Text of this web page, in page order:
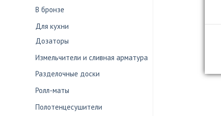
В бронзе
Для кухни
Дозаторы
Измельчители и сливная арматура
Разделочные доски
Ролл-маты
Полотенцесушители